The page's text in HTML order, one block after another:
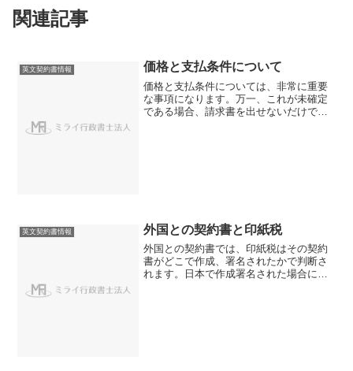
関連記事
英文契約書情報 価格と支払条件について
価格と支払条件については、非常に重要
な事項になります。万一、これが未確定
である場合、請求書を出せないだけでな
英文契約書情報 外国との契約書と印紙税
外国との契約書では、印紙税はその契約
書がどこで作成、署名されたかで判断さ
れます。日本で作成署名された場合に